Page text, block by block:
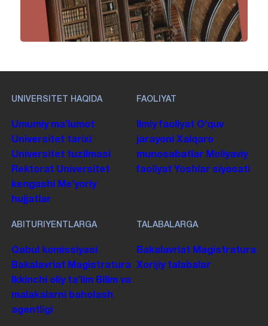
UNIVERSITET HAQIDA
Umumiy maʼlumot
Universitet tarixi
Universitet tuzilmasi
Rektorat Universitet
kengashi Me'yoriy
hujjatlar
FAOLIYAT
Ilmiy faoliyat Oʻquv
jarayoni Xalqaro
munosabatlar Moliyaviy
faoliyat Yoshlar siyosati
ABITURIYENTLARGA
Qabul komissiyasi
Bakalavriat Magistratura
Ikkinchi oliy taʼlim Bilim va
malakalarni baholash
agentligi
TALABALARGA
Bakalavriat Magistratura
Xorijiy talabalar